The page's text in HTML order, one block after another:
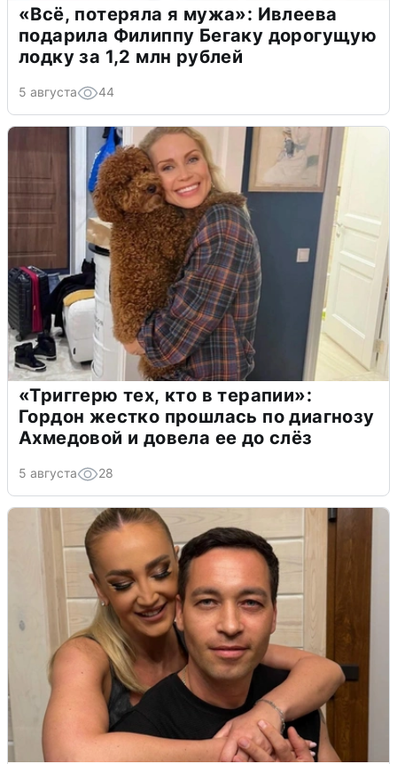
«Всё, потеряла я мужа»: Ивлеева
подарила Филиппу Бегаку дорогущую
лодку за 1,2 млн рублей
5 августа 44
«Триггерю тех, кто в терапии»:
Гордон жестко прошлась по диагнозу
Ахмедовой и довела ее до слёз
5 августа 28